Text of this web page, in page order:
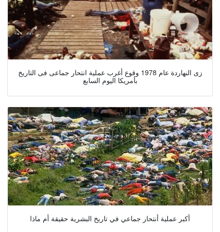
زى النهاردة عام 1978 وقوع أغرب عملية انتحار جماعى فى التاريخ
بأمريكا اليوم السابع
أكبر عملية أنتحار جماعي في تاريخ البشرية حقيقة أم ماذا